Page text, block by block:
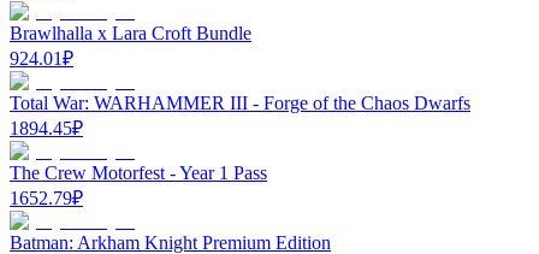
Brawlhalla x Lara Croft Bundle
924.01₽
Total War: WARHAMMER III - Forge of the Chaos Dwarfs
1894.45₽
The Crew Motorfest - Year 1 Pass
1652.79₽
Batman: Arkham Knight Premium Edition